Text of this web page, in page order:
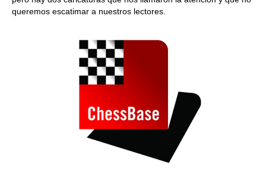
queremos escatimar a nuestros lectores.